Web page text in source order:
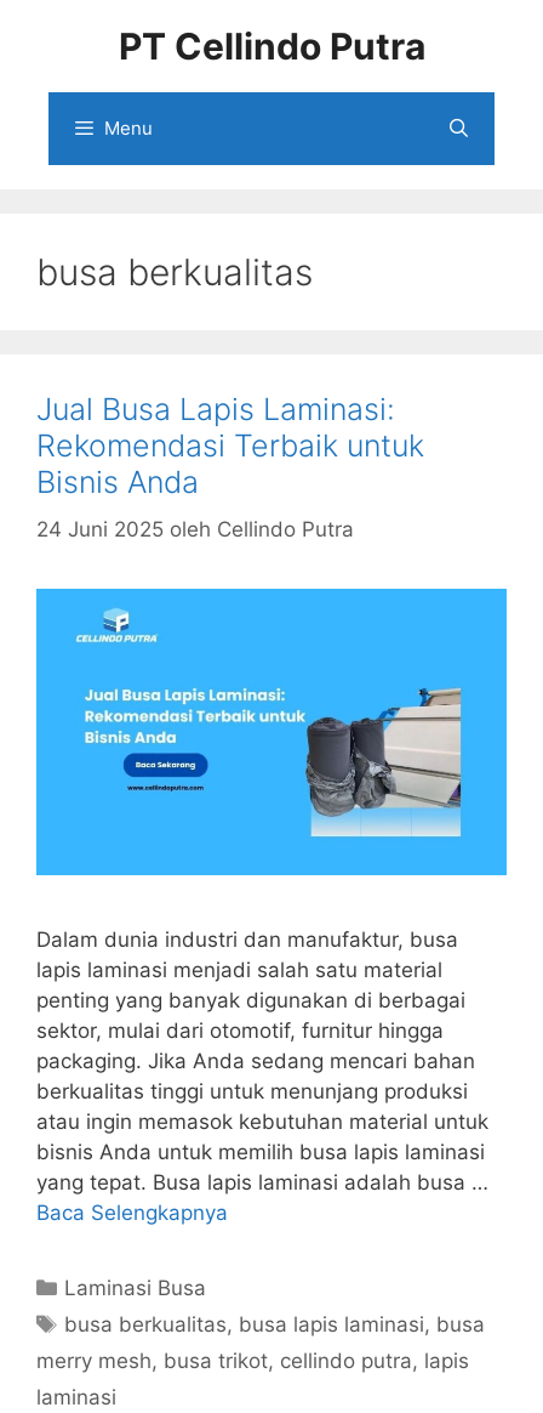
PT Cellindo Putra
Menu
busa berkualitas
Jual Busa Lapis Laminasi:
Rekomendasi Terbaik untuk
Bisnis Anda
24 Juni 2025 oleh Cellindo Putra
Dalam dunia industri dan manufaktur, busa
lapis laminasi menjadi salah satu material
penting yang banyak digunakan di berbagai
sektor, mulai dari otomotif, furnitur hingga
packaging. Jika Anda sedang mencari bahan
berkualitas tinggi untuk menunjang produksi
atau ingin memasok kebutuhan material untuk
bisnis Anda untuk memilih busa lapis laminasi
yang tepat. Busa lapis laminasi adalah busa …
Baca Selengkapnya
Kategori
Laminasi Busa
Tag
busa berkualitas, busa lapis laminasi, busa
merry mesh, busa trikot, cellindo putra, lapis
laminasi